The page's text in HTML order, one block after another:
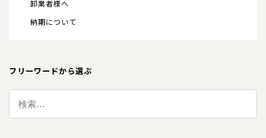
卸業者様へ
納期について
フリーワードから選ぶ